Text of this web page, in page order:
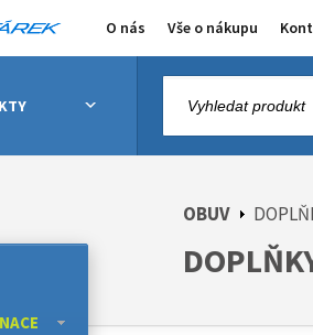
O nás Vše o nákupu
OBUV